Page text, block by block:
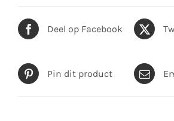
Deel op Facebook
Pin dit product